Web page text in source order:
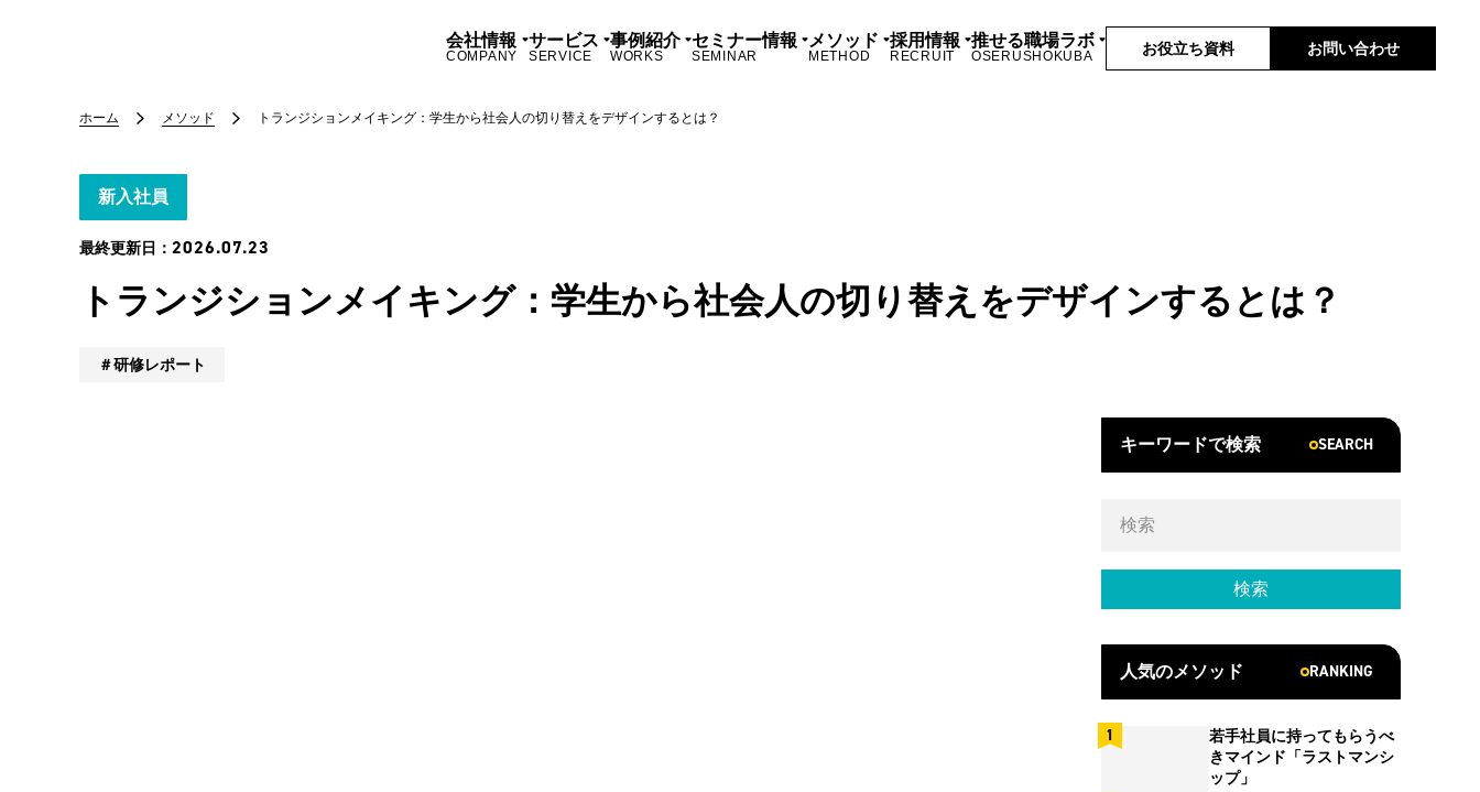
会社情報
COMPANY
サービス
SERVICE
事例紹介
WORKS
セミナー情報
SEMINAR
メソッド
METHOD
採用情報
RECRUIT
推せる職場ラボ
OSERUSHOKUBA お役立ち資料 お問い合わせ
ホーム メソッド トランジションメイキング：学生から社会人の切り替えをデザインするとは？
新入社員
最終更新日： 2026.07.23
トランジションメイキング：学生から社会人の切り替えをデザインするとは？
研修レポート
キーワードで検索 SEARCH
人気のメソッド RANKING
若手社員に持ってもらうべ
きマインド「ラストマンシ
ップ」